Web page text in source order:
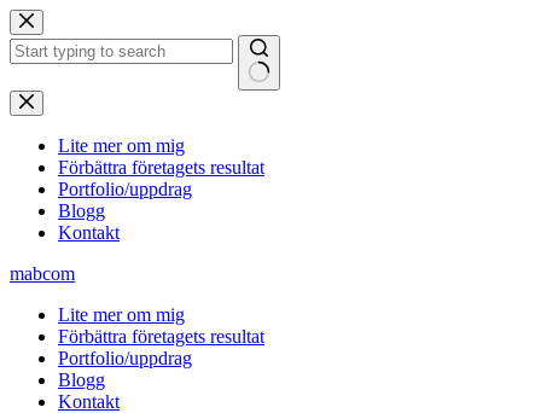
Hoppa
till
innehåll
Inga
resultat
Lite mer om mig
Förbättra företagets resultat
Portfolio/uppdrag
Blogg
Kontakt
mabcom
Lite mer om mig
Förbättra företagets resultat
Portfolio/uppdrag
Blogg
Kontakt